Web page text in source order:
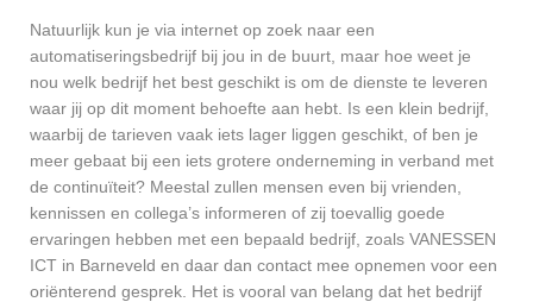
Natuurlijk kun je via internet op zoek naar een
automatiseringsbedrijf bij jou in de buurt, maar hoe weet je
nou welk bedrijf het best geschikt is om de dienste te leveren
waar jij op dit moment behoefte aan hebt. Is een klein bedrijf,
waarbij de tarieven vaak iets lager liggen geschikt, of ben je
meer gebaat bij een iets grotere onderneming in verband met
de continuïteit? Meestal zullen mensen even bij vrienden,
kennissen en collega’s informeren of zij toevallig goede
ervaringen hebben met een bepaald bedrijf, zoals VANESSEN
ICT in Barneveld en daar dan contact mee opnemen voor een
oriënterend gesprek. Het is vooral van belang dat het bedrijf